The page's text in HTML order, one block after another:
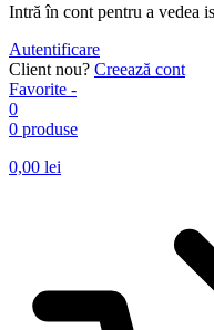
Intră în cont pentru a vedea
Autentificare
Client nou? Creează cont
Favorite -
0
0 produse
0,00 lei